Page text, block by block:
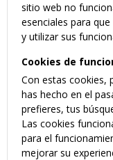
sitio web no
esenciales para
y utilizar sus
Cookies de
Con estas cookies,
has hecho en el
prefieres, tus
Las cookies
para el
mejorar su